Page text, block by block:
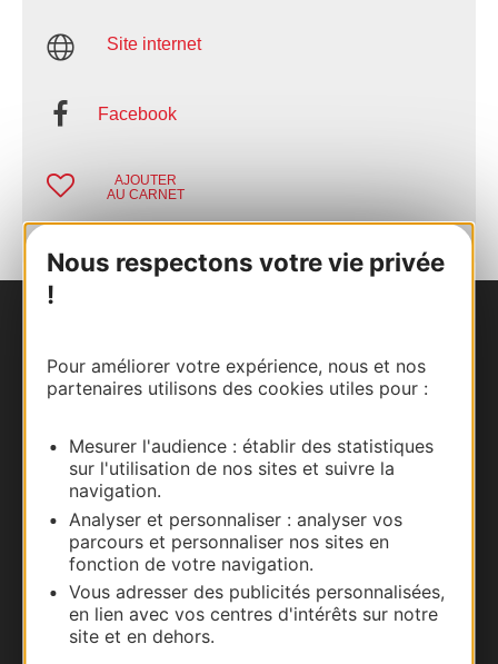
Nous respectons votre vie privée
!
Pour améliorer votre expérience, nous et nos
partenaires utilisons des cookies utiles pour :
Mesurer l'audience : établir des statistiques
sur l'utilisation de nos sites et suivre la
navigation.
Analyser et personnaliser : analyser vos
parcours et personnaliser nos sites en
fonction de votre navigation.
Vous adresser des publicités personnalisées,
en lien avec vos centres d'intérêts sur notre
site et en dehors.
Site internet
Facebook
AJOUTER
AU CARNET
Carte interactive
Documentation